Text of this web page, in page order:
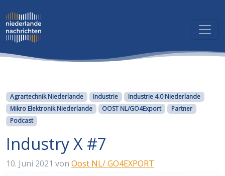
Kategorien
Agrartechnik Niederlande Industrie
Industrie 4.0 Niederlande
Mikro Elektronik Niederlande
OOST NL/GO4Export
Partner
Podcast
Industry X #7
10. Juni 2021 von Oost NL/ GO4EXPORT